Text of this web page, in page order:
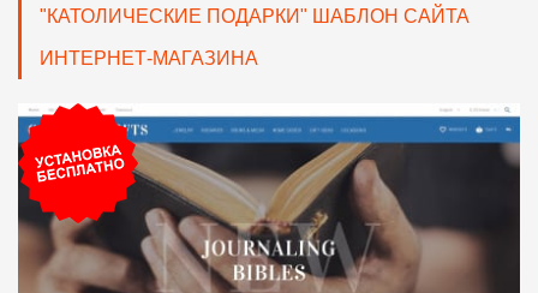
"КАТОЛИЧЕСКИЕ ПОДАРКИ" ШАБЛОН САЙТА
ИНТЕРНЕТ-МАГАЗИНА